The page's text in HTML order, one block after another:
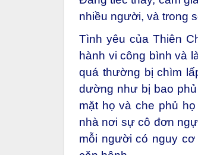
nhiều người, và trong
Tình yêu của Thiên
hành vi công bình và
quá thường bị chìm
dường như bị bao
mặt họ và che phủ
nhà nơi sự cô đơn
mỗi người có nguy